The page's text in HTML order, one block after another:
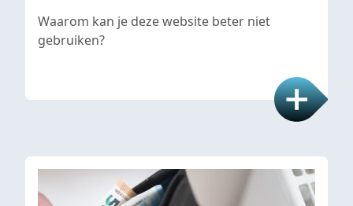
Waarom kan je deze website beter niet
gebruiken?